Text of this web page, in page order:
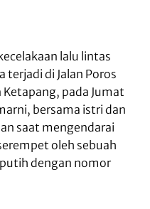
lalu lintas
di Jalan Poros
pada Jumat
bersama istri dan
saat mengendarai
oleh sebuah
dengan nomor